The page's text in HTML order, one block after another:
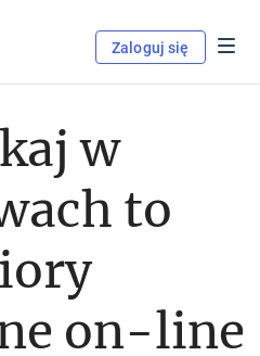
Zaloguj się
w
to
on-line